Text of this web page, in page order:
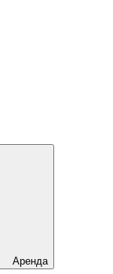
Аренда